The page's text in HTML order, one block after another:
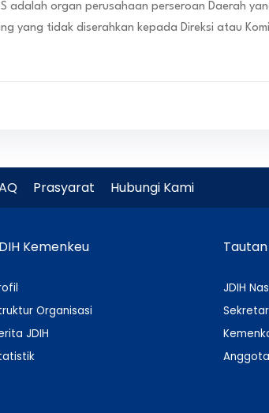
adalah organ perusahaan perseroan Daerah
yang tidak diserahkan kepada Direksi atau
Prasyarat Hubungi Kami
Kemenkeu
Organisasi
JDIH
JDIH